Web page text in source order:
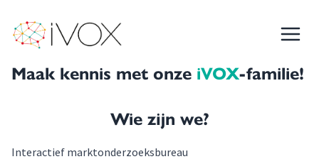
iVOX
Menu
Maak kennis met onze iVOX-familie!
Wie zijn we?
Interactief marktonderzoeksbureau